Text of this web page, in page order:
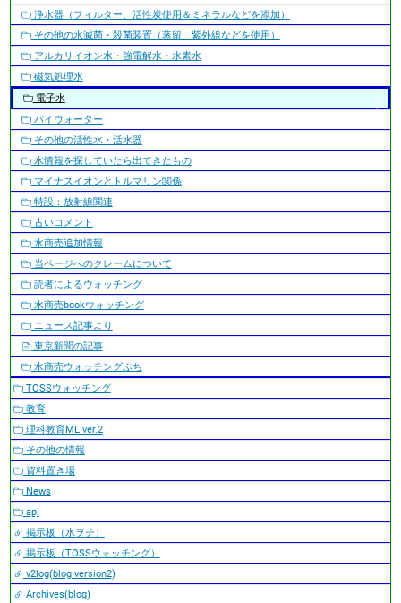
浄水器（フィルター、活性炭使用＆ミネラルなどを添加）
その他の水滅菌・殺菌装置（蒸留、紫外線などを使用）
アルカリイオン水・強電解水・水素水
磁気処理水
電子水
パイウォーター
その他の活性水・活水器
水情報を探していたら出てきたもの
マイナスイオンとトルマリン関係
特設：放射線関連
古いコメント
水商売追加情報
当ページへのクレームについて
読者によるウォッチング
水商売bookウォッチング
ニュース記事より
東京新聞の記事
水商売ウォッチングぷち
TOSSウォッチング
教育
理科教育ML ver.2
その他の情報
資料置き場
News
apj
掲示板（水ヲチ）
掲示板（TOSSウォッチング）
v2log(blog version2)
Archives(blog)